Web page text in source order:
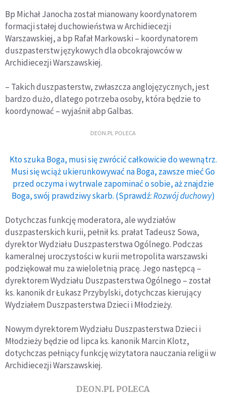
Bp Michał Janocha został mianowany koordynatorem
formacji stałej duchowieństwa w Archidiecezji
Warszawskiej, a bp Rafał Markowski – koordynatorem
duszpasterstw językowych dla obcokrajowców w
Archidiecezji Warszawskiej.
– Takich duszpasterstw, zwłaszcza anglojęzycznych, jest
bardzo dużo, dlatego potrzeba osoby, która będzie to
koordynować – wyjaśnił abp Galbas.
DEON.PL POLECA
Kto szuka Boga, musi się zwrócić całkowicie do wewnątrz.
Musi się wciąż ukierunkowywać na Boga, zawsze mieć Go
przed oczyma i wytrwale zapominać o sobie, aż znajdzie
Boga, swój prawdziwy skarb. (Sprawdź:Rozwój duchowy)
Dotychczas funkcję moderatora, ale wydziałów
duszpasterskich kurii, pełnił ks. prałat Tadeusz Sowa,
dyrektor Wydziału Duszpasterstwa Ogólnego. Podczas
kameralnej uroczystości w kurii metropolita warszawski
podziękował mu za wieloletnią pracę. Jego następcą –
dyrektorem Wydziału Duszpasterstwa Ogólnego – został
ks. kanonik dr Łukasz Przybylski, dotychczas kierujący
Wydziałem Duszpasterstwa Dzieci i Młodzieży.
Nowym dyrektorem Wydziału Duszpasterstwa Dzieci i
Młodzieży będzie od lipca ks. kanonik Marcin Klotz,
dotychczas pełniący funkcję wizytatora nauczania religii w
Archidiecezji Warszawskiej.
DEON.PL POLECA